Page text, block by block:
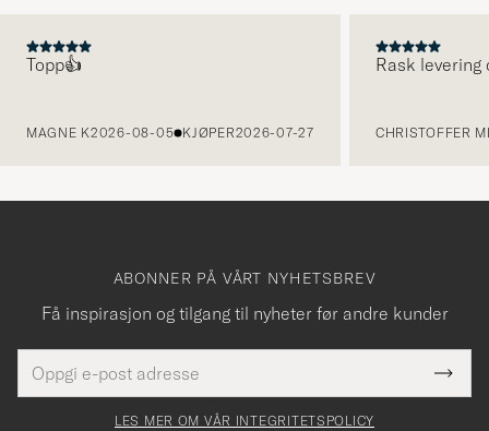
Topp👍
MAGNE K2026-08-05 KJØPER2026-07-27
Rask
CHRISTOFFER
ABONNER PÅ VÅRT NYHETSBREV
Få inspirasjon og tilgang til nyheter før andre kunder
postadresse
felt
Tack
för
LES MER OM VÅR INTEGRITETSPOLICY